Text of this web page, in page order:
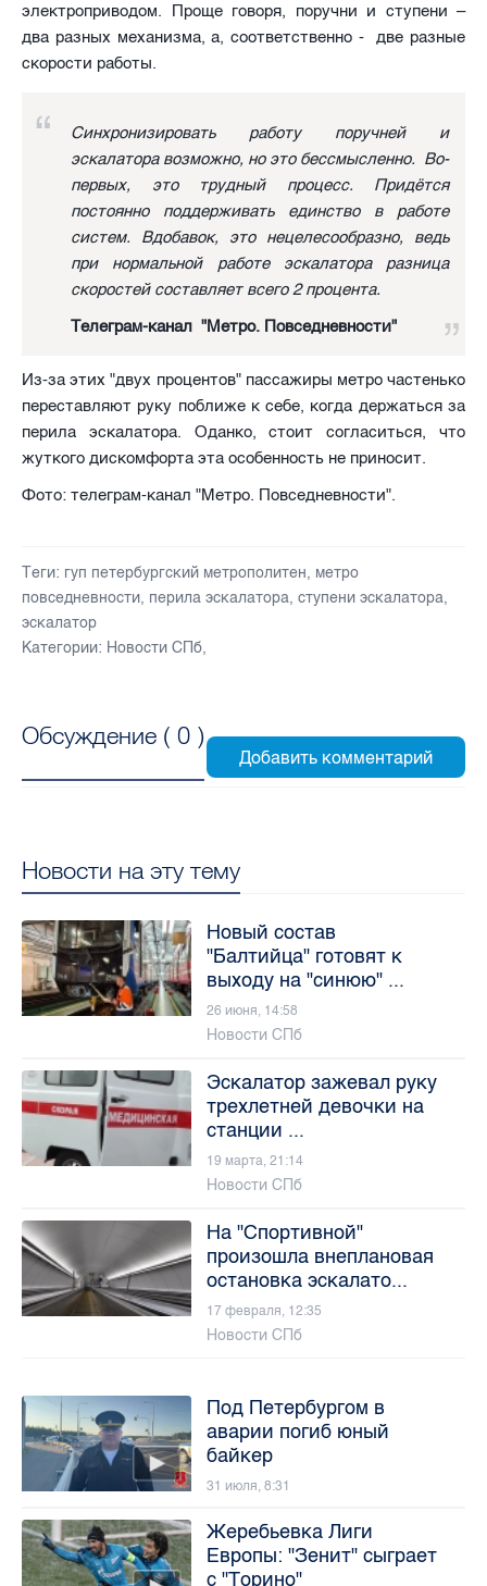
электроприводом. Проще говоря, поручни и ступени –
два разных механизма, а, соответственно - две разные
скорости работы.
Синхронизировать работу поручней и
эскалатора возможно, но это бессмысленно. Во-
первых, это трудный процесс. Придётся
постоянно поддерживать единство в работе
систем. Вдобавок, это нецелесообразно, ведь
при нормальной работе эскалатора разница
скоростей составляет всего 2 процента.
Телеграм-канал "Метро. Повседневности"
Из-за этих "двух процентов" пассажиры метро частенько
переставляют руку поближе к себе, когда держаться за
перила эскалатора. Оданко, стоит согласиться, что
жуткого дискомфорта эта особенность не приносит.
Фото: телеграм-канал "Метро. Повседневности".
Теги: гуп петербургский метрополитен, метро
повседневности, перила эскалатора, ступени эскалатора,
эскалатор
Категории: Новости СПб,
Обсуждение ( 0 )
Новости на эту тему
Новый состав
"Балтийца" готовят к
выходу на "синюю" ...
26 июня, 14:58
Новости СПб
Эскалатор зажевал руку
трехлетней девочки на
станции ...
19 марта, 21:14
Новости СПб
На "Спортивной"
произошла внеплановая
остановка эскалато...
17 февраля, 12:35
Новости СПб
Под Петербургом в
аварии погиб юный
байкер
31 июля, 8:31
Жеребьевка Лиги
Европы: "Зенит" сыграет
с "Торино"